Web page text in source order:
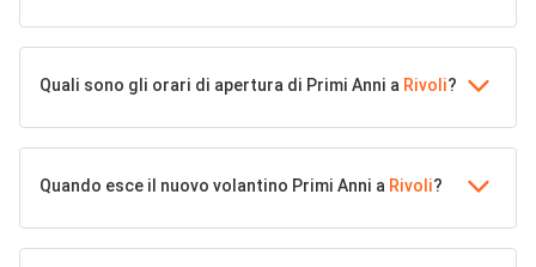
Quali sono gli orari di apertura di Primi Anni a Rivoli?
Quando esce il nuovo volantino Primi Anni a Rivoli?